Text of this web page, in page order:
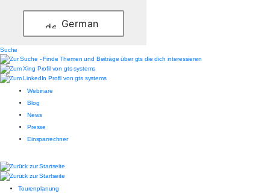
German
Suche
Webinare
Blog
News
Presse
Einsparrechner
Tourenplanung